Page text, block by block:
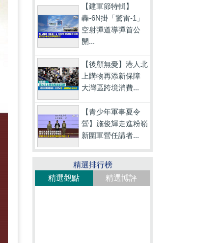
【建軍節特輯】
轟-6N掛「驚雷-1」
空射彈道導彈首公
開...
【後顧無憂】港人北
上購物再添新保障
大灣區跨境消費...
【青少年軍事夏令
營】施俊輝走進粉嶺
新圍軍營任講者...
精選排行榜
精選觀點
精選博評